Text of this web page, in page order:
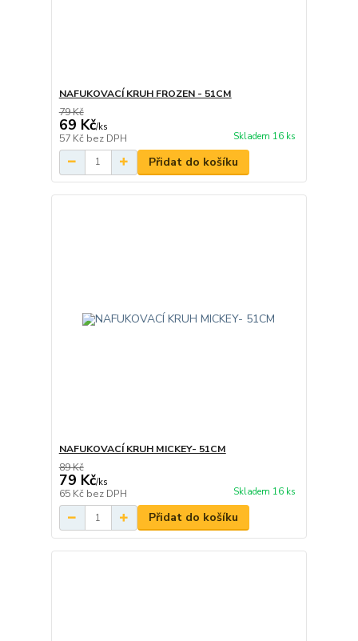
NAFUKOVACÍ KRUH FROZEN - 51CM
79 Kč
69 Kč/ks
57 Kč bez DPH Skladem 16 ks
Přidat do košíku
NAFUKOVACÍ KRUH MICKEY- 51CM
89 Kč
79 Kč/ks
65 Kč bez DPH Skladem 16 ks
Přidat do košíku